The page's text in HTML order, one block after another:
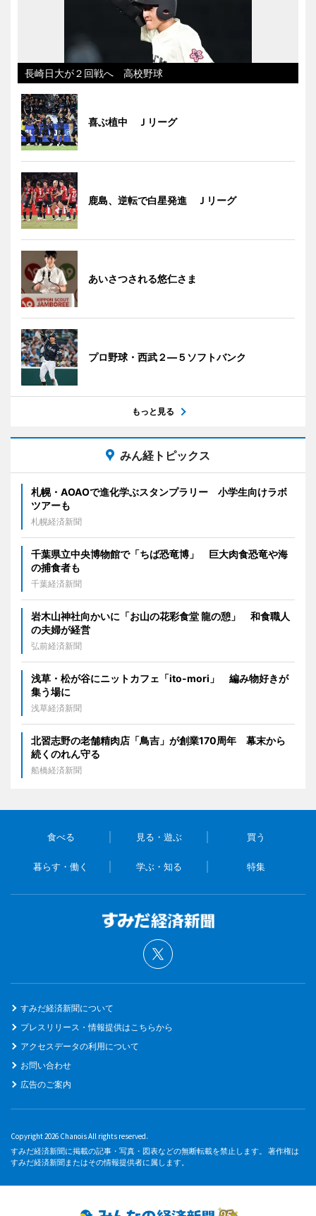
長崎日大が２回戦へ 高校野球
喜ぶ植中 Ｊリーグ
鹿島、逆転で白星発進 Ｊリーグ
あいさつされる悠仁さま
プロ野球・西武２―５ソフトバンク
もっと見る
みん経トピックス
札幌・AOAOで進化学ぶスタンプラリー 小学生向けラボ
ツアーも
札幌経済新聞
千葉県立中央博物館で「ちば恐竜博」 巨大肉食恐竜や海
の捕食者も
千葉経済新聞
岩木山神社向かいに「お山の花彩食堂 龍の憩」 和食職人
の夫婦が経営
弘前経済新聞
浅草・松が谷にニットカフェ「ito-mori」 編み物好きが
集う場に
浅草経済新聞
北習志野の老舗精肉店「鳥吉」が創業170周年 幕末から
続くのれん守る
船橋経済新聞
食べる 見る・遊ぶ 買う
暮らす・働く 学ぶ・知る 特集
すみだ経済新聞について
プレスリリース・情報提供はこちらから
アクセスデータの利用について
お問い合わせ
広告のご案内
Copyright 2026 Chanois All rights reserved.
すみだ経済新聞に掲載の記事・写真・図表などの無断転載を禁止します。 著作権は
すみだ経済新聞またはその情報提供者に属します。